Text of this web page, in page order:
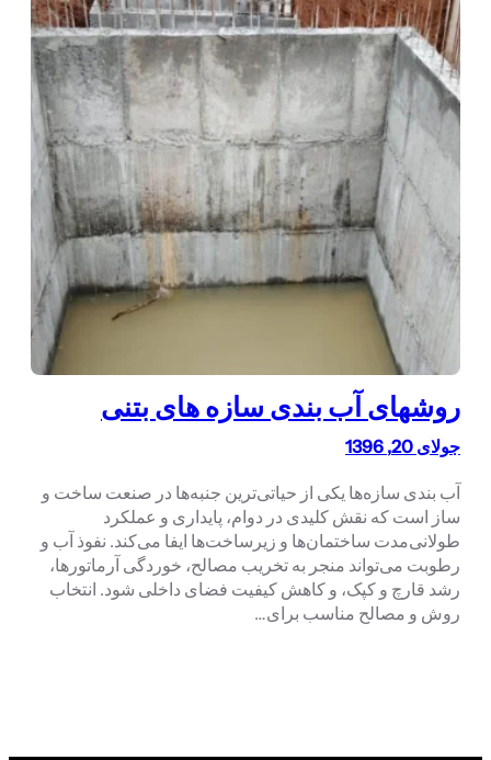
روشهای آب بندی سازه های بتنی
جولای 20, 1396
آب بندی سازه‌ها یکی از حیاتی‌ترین جنبه‌ها در صنعت ساخت و
ساز است که نقش کلیدی در دوام، پایداری و عملکرد
طولانی‌مدت ساختمان‌ها و زیرساخت‌ها ایفا می‌کند. نفوذ آب و
رطوبت می‌تواند منجر به تخریب مصالح، خوردگی آرماتورها،
رشد قارچ و کپک، و کاهش کیفیت فضای داخلی شود. انتخاب
روش و مصالح مناسب برای…